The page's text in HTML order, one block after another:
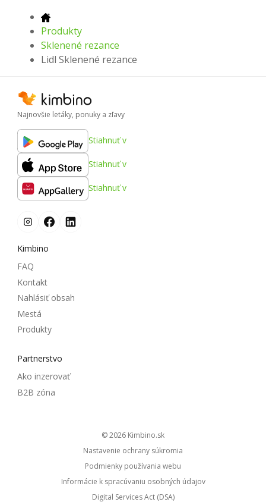
Produkty
Sklenené rezance
Lidl Sklenené rezance
Najnovšie letáky, ponuky a zľavy
Stiahnuť v
Stiahnuť v
Stiahnuť v
Kimbino
FAQ
Kontakt
Nahlásiť obsah
Mestá
Produkty
Partnerstvo
Ako inzerovať
B2B zóna
© 2026
kimbino.sk
Nastavenie ochrany súkromia
Podmienky používania webu
Informácie k spracúvaniu osobných údajov
Digital Services Act (DSA)